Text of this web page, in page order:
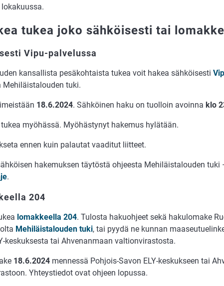
tukea joko sähköisesti tai
Vipu-palvelussa
kan­sal­lis­ta pesä­koh­tais­ta tu­kea voit hakea säh­köi­ses­ti
Me­hi­läis­ta­lou­den tuki.
18.6.2024. Säh­köi­nen haku on tuol­loin avoin­na klo
myöhässä. Myö­häs­ty­nyt ha­ke­mus hy­lä­tään.
ennen kuin pa­lau­tat vaa­di­tut liit­teet.
ha­ke­muk­sen täy­tös­tä oh­jees­ta Me­hi­läis­ta­lou­den tuki
.
204
lomakkeella 204. Tulosta haku­oh­jeet sekä haku­lo­make
Me­hi­läis­talouden tu­ki, tai pyydä ne kunnan
kes­kuk­ses­ta tai Ahvenanmaan valtionvirastos­ta.
18.6.2024 mennessä Pohjois-Savon ELY-keskukseen tai
Yhteystiedot ovat ohjeen lopussa.